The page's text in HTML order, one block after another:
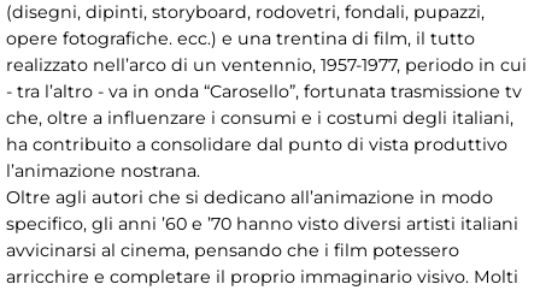
(disegni, dipinti, storyboard, rodovetri, fondali, pupazzi,
opere fotografiche. ecc.) e una trentina di film, il tutto
realizzato nell’arco di un ventennio, 1957-1977, periodo in cui
- tra l’altro - va in onda “Carosello”, fortunata trasmissione tv
che, oltre a influenzare i consumi e i costumi degli italiani,
ha contribuito a consolidare dal punto di vista produttivo
l’animazione nostrana.
Oltre agli autori che si dedicano all’animazione in modo
specifico, gli anni ’60 e ’70 hanno visto diversi artisti italiani
avvicinarsi al cinema, pensando che i film potessero
arricchire e completare il proprio immaginario visivo. Molti